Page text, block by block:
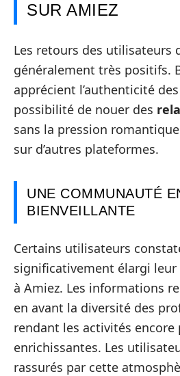
SUR AMIEZ
Les retours des utilisateurs
généralement très positifs.
apprécient l’authenticité
possibilité de nouer des
sans la pression
sur d’autres plateformes.
UNE COMMUNAUTÉ
BIENVEILLANTE
Certains utilisateurs
significativement élargi leur
à Amiez. Les informations
en avant la diversité des
rendant les activités encore
enrichissantes. Les
rassurés par cette